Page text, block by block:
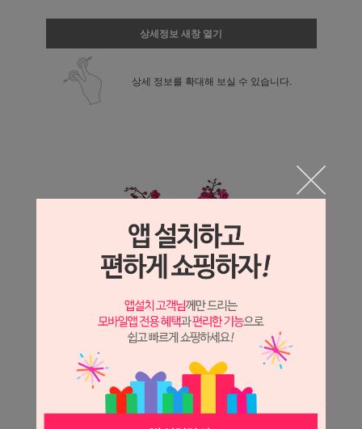
상세정보 새창 열기
상세 정보를 확대해 보실 수 있습니다.